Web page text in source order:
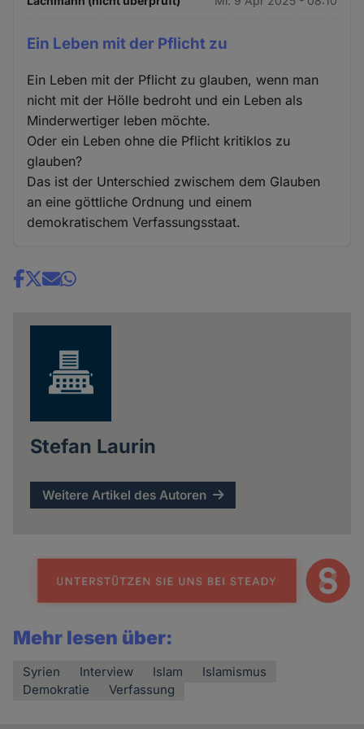
Ein Leben mit der Pflicht zu
Ein Leben mit der Pflicht zu glauben, wenn man
nicht mit der Hölle bedroht und ein Leben als
Minderwertiger leben möchte.
Oder ein Leben ohne die Pflicht kritiklos zu
glauben?
Das ist der Unterschied zwischem dem Glauben
an eine göttliche Ordnung und einem
demokratischem Verfassungsstaat.
Share
Stefan Laurin
Weitere Artikel des Autoren
Mehr lesen über:
Syrien Interview Islam
Islamismus
Demokratie
Verfassung